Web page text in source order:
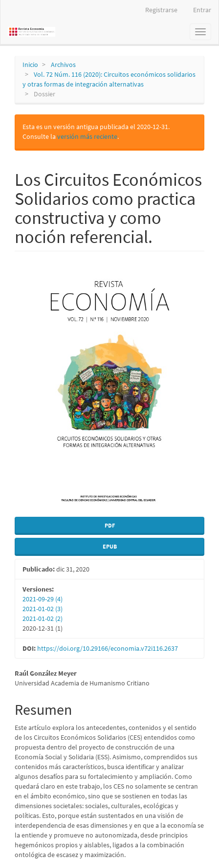
principal
Registrarse Entrar
Toggle
Inicio
Archivos
Vol. 72 Núm. 116 (2020): Circuitos económicos solidarios
y otras formas de integración alternativas
Dossier
Esta es un versión antigua publicada el 2020-12-31.
Consulte la versión más reciente.
Los Circuitos Económicos
Solidarios como practica
constructiva y como
noción referencial.
artículo
PDF
EPUB
Publicado:dic 31, 2020
Versiones:
2021-09-29 (4)
2021-01-02 (3)
2021-01-02 (2)
2020-12-31 (1)
DOI: https://doi.org/10.29166/economia.v72i116.2637
Contenido
del
artículo
Raúl González Meyer
Universidad Academia de Humanismo Critiano
Resumen
Este artículo explora los antecedentes, contenidos y el sentido
de los Circuitos Económicos Solidarios (CES) entendidos como
propuesta dentro del proyecto de construcción de una
Economía Social y Solidaria (ESS). Asimismo, comprendidos sus
contenidos más característicos, busca identificar y analizar
algunos desafíos para su fortalecimiento y ampliación. Como
quedará claro en este trabajo, los CES no solamente se centran
en el ámbito económico, sino que se sostienen en todas las
dimensiones societales: sociales, culturales, ecológicas y
políticas. Esto, porque están sustentados en una visión de
interdependencia de esas dimensiones y en que a la economía se
la entiende y promueve no autonomizada, desde principios
hegemónicos propios y aislables, ligados a la combinación
ontológica de escasez y maximización.